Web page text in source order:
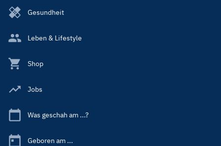
Gesundheit
Leben & Lifestyle
Shop
Jobs
Was geschah am ...?
Geboren am ...